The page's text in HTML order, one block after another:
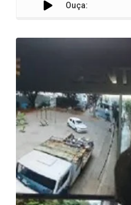
Ouça: